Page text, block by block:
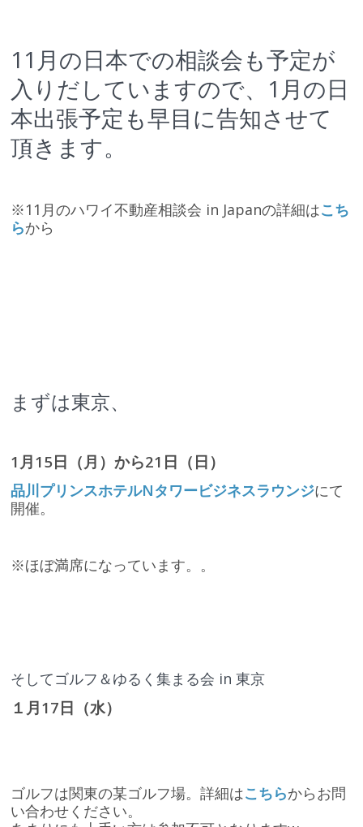
11月の日本での相談会も予定が
入りだしていますので、1月の日
本出張予定も早目に告知させて
頂きます。
※11月のハワイ不動産相談会 in Japanの詳細はこち
らから
まずは東京、
1月15日（月）から21日（日）
品川プリンスホテルNタワービジネスラウンジにて
開催。
※ほぼ満席になっています。。
そしてゴルフ＆ゆるく集まる会 in 東京
１月17日（水）
ゴルフは関東の某ゴルフ場。詳細はこちらからお問
い合わせください。